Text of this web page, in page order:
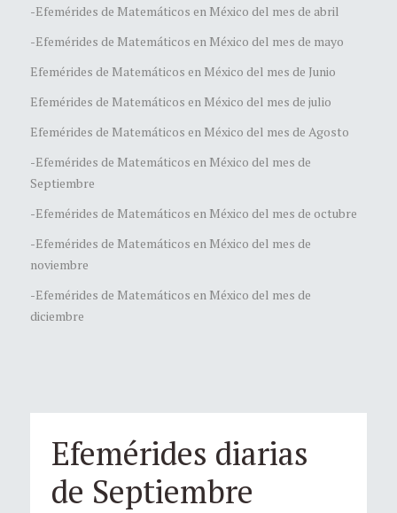
-Efemérides de Matemáticos en México del mes de abril
-Efemérides de Matemáticos en México del mes de mayo
Efemérides de Matemáticos en México del mes de Junio
Efemérides de Matemáticos en México del mes de julio
Efemérides de Matemáticos en México del mes de Agosto
-Efemérides de Matemáticos en México del mes de
Septiembre
-Efemérides de Matemáticos en México del mes de octubre
-Efemérides de Matemáticos en México del mes de
noviembre
-Efemérides de Matemáticos en México del mes de
diciembre
Efemérides diarias
de Septiembre